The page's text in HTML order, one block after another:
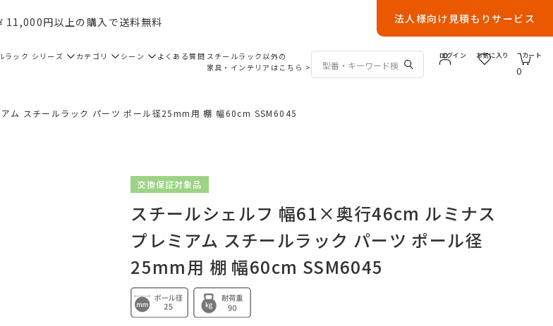
11,000円以上の購入で送料無料 法人様向け見積もりサービス
ラック シリーズ カテゴリ シーン よくある質問 スチールラック以外の
家具・インテリアはこちら >
ログイン お気に入り
0
カート
ム スチールラック パーツ ポール径25mm用 棚 幅60cm SSM6045
交換保証対象品
スチールシェルフ 幅61×奥行46cm ルミナス
プレミアム スチールラック パーツ ポール径
25mm用 棚 幅60cm SSM6045